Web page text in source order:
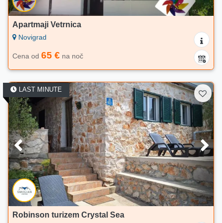
Apartmaji Vetrnica
Novigrad
Cena od 65 € na noč
LAST MINUTE
Robinson turizem Crystal Sea